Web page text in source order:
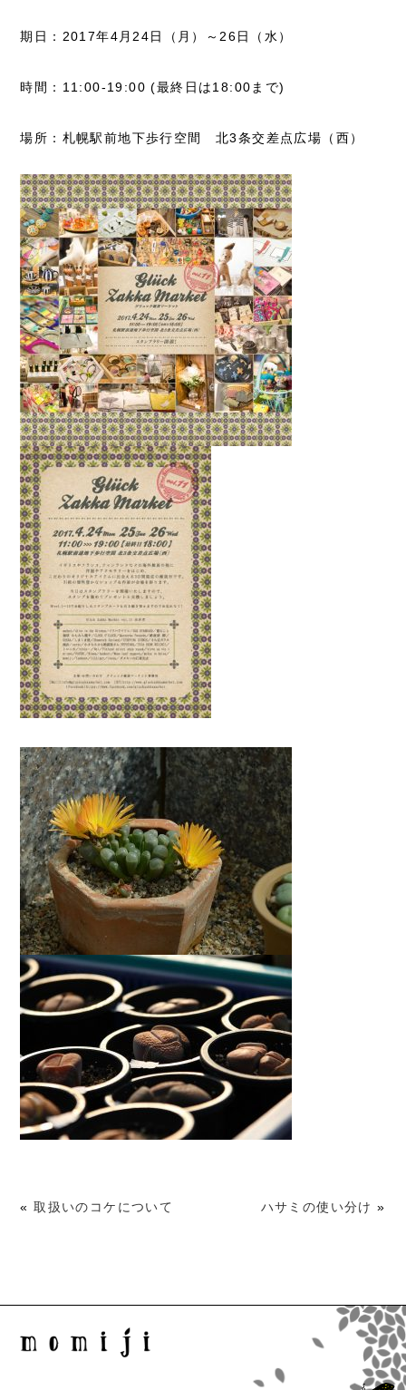
期日：2017年4月24日（月）～26日（水）
時間：11:00-19:00 (最終日は18:00まで)
場所：札幌駅前地下歩行空間 北3条交差点広場（西）
«取扱いのコケについて ハサミの使い分け »